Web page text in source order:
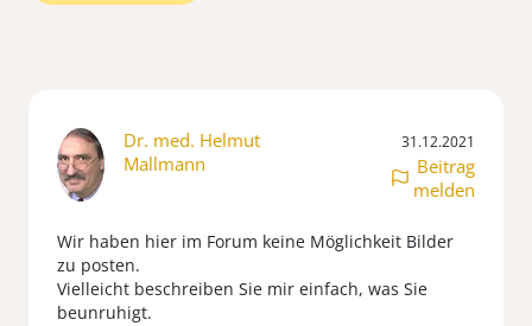
Dr. med. Helmut
Mallmann
31.12.2021
Beitrag
melden
Wir haben hier im Forum keine Möglichkeit Bilder
zu posten.
Vielleicht beschreiben Sie mir einfach, was Sie
beunruhigt.